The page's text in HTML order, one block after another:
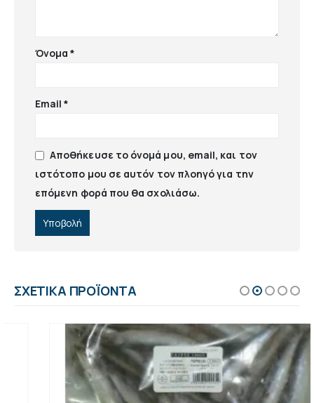
Όνομα*
Email*
Αποθήκευσε το όνομά μου, email, και τον
ιστότοπο μου σε αυτόν τον πλοηγό για την
επόμενη φορά που θα σχολιάσω.
ΣΧΕΤΙΚΆ ΠΡΟΪΌΝΤΑ